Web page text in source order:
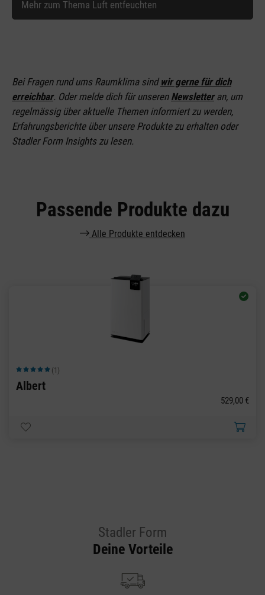
Mehr zum Thema Luft entfeuchten
Bei Fragen rund ums Raumklima sind wir gerne für dich
erreichbar. Oder melde dich für unseren Newsletteran, um
regelmässig über aktuelle Themen informiert zu werden,
Erfahrungsberichte über unsere Produkte zu erhalten oder
Stadler Form Insights zu lesen.
Passende Produkte dazu
Alle Produkte entdecken
Durchschnittliche Bewertung von 5 von 5 Sternen
(1)
Albert
529,00 €
Stadler Form
Deine Vorteile